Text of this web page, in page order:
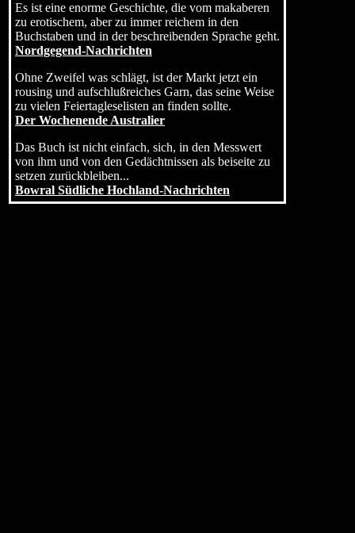
Es ist eine enorme Geschichte, die vom makaberen
zu erotischem, aber zu immer reichem in den
Buchstaben und in der beschreibenden Sprache geht.
Nordgegend-Nachrichten
Ohne Zweifel was schlägt, ist der Markt jetzt ein
rousing und aufschlußreiches Garn, das seine Weise
zu vielen Feiertagleselisten an finden sollte.
Der Wochenende Australier
Das Buch ist nicht einfach, sich, in den Messwert
von ihm und von den Gedächtnissen als beiseite zu
setzen zurückbleiben...
Bowral Südliche Hochland-Nachrichten